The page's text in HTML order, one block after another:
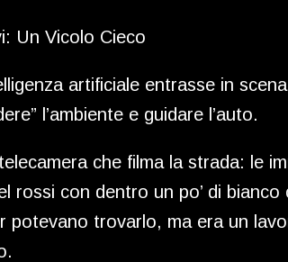
Un Vicolo Cieco
artificiale entrasse in
l’ambiente e guidare l’auto.
che filma la strada: le
rossi con dentro un po’ di
potevano trovarlo, ma era un